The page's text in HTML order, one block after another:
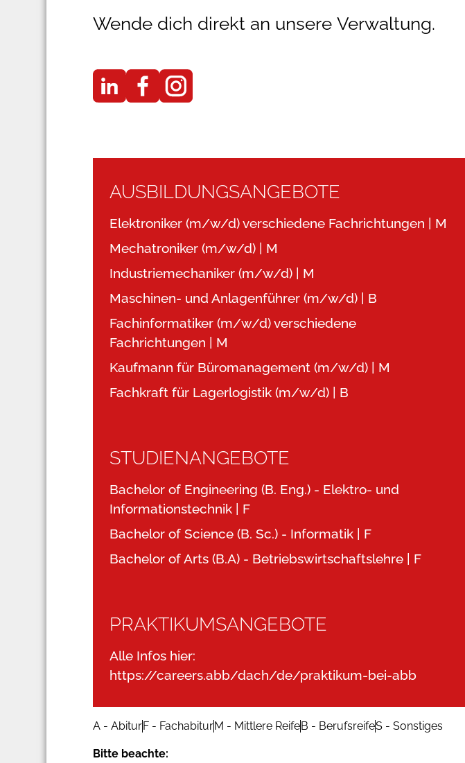
Wende dich direkt an unsere Verwaltung.
AUSBILDUNGSANGEBOTE
Elektroniker (m/w/d) verschiedene Fachrichtungen | M
Mechatroniker (m/w/d) | M
Industriemechaniker (m/w/d) | M
Maschinen- und Anlagenführer (m/w/d) | B
Fachinformatiker (m/w/d) verschiedene
Fachrichtungen | M
Kaufmann für Büromanagement (m/w/d) | M
Fachkraft für Lagerlogistik (m/w/d) | B
STUDIENANGEBOTE
Bachelor of Engineering (B. Eng.) - Elektro- und
Informationstechnik | F
Bachelor of Science (B. Sc.) - Informatik | F
Bachelor of Arts (B.A) - Betriebswirtschaftslehre | F
PRAKTIKUMSANGEBOTE
Alle Infos hier:
https://careers.abb/dach/de/praktikum-bei-abb
A - AbiturF - FachabiturM - Mittlere ReifeB - BerufsreifeS - Sonstiges
Bitte beachte: